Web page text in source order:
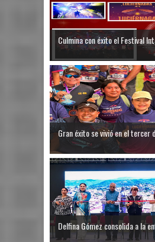
Culmina con éxito el Festival
Gran éxito se vivió en el tercer
Delfina Gómez consolida a la